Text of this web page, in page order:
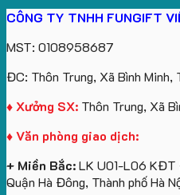
CÔNG TY TNHH FUNGIFT
MST: 0108958687
ĐC: Thôn Trung, Xã Bình Minh,
♦ Xưởng SX: Thôn Trung, Xã
♦ Văn phòng giao dịch:
+ Miền Bắc:LK U01-L06 KĐT
Quận Hà Đông, Thành phố Hà